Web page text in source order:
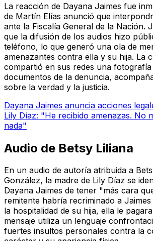
La reacción de Dayana Jaimes fue
de Martín Elías anunció que
ante la Fiscalía General de la Nación.
que la difusión de los audios hizo
teléfono, lo que generó una ola de
amenazantes contra ella y su hija. La
compartió en sus redes una fotografía
documentos de la denuncia,
sobre la verdad y la justicia.
Dayana Jaimes anuncia acciones
Lily Díaz: "He recibido amenazas. No
nada"
Audio de Betsy Liliana
En un audio de autoría atribuida a
González, la madre de Lily Díaz se
Dayana Jaimes de tener "más cara
remitente habría recriminado a
la hospitalidad de su hija, ella le
mensaje utiliza un lenguaje
fuertes insultos personales contra la